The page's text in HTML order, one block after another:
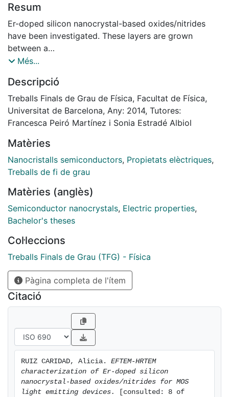
Resum
Er-doped silicon nanocrystal-based oxides/nitrides
have been investigated. These layers are grown
between a
polycrystalline silicon electrode and a monocrystalline
Filtered (EF-)
and High Resolution (HR-) TEM characterization has
been performed to provide microscopic insight onto
the macroscopic
clustering has been observed in silicon dioxides but
not in silicon
nitrides, suggesting a better Er solubility and local
nanocrystals have
been observed in silicon-rich nitride layers, as
expected, but also in a region close to the silicon
interface in a layer with no nitrogen or Si excesses.
This unexpected Si clusterization has been attributed
to Si diffusion
from the polycrystalline silicon electrode into the
silicon dioxide as a consequence of the annealing
treatment. The
structural characterization carried out by HRTEM and
EFTEM has been correlated with the optoelectronic
properties of the
Més...
Descripció
Treballs Finals de Grau de Física, Facultat de Física,
Universitat de Barcelona, Any: 2014, Tutores:
Francesca Peiró Martínez i Sonia Estradé Albiol
Matèries
Nanocristalls semiconductors, Propietats elèctriques,
Treballs de fi de grau
Matèries (anglès)
Semiconductor nanocrystals, Electric properties,
Bachelor's theses
Col·leccions
Treballs Finals de Grau (TFG) - Física
Pàgina completa de l'ítem
Citació
RUIZ CARIDAD, Alicia. EFTEM-HRTEM
characterization of Er-doped silicon
nanocrystal-based oxides/nitrides for MOS
light emitting devices.
[consulted: 8 of